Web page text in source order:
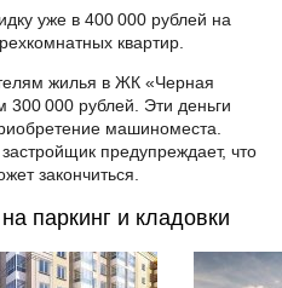
уже в 400 000 рублей на
квартир.
жилья в ЖК «Черная
300 000 рублей. Эти деньги
машиноместа.
предупреждает, что
закончиться.
паркинг и кладовки